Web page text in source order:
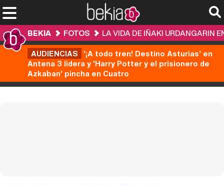
BEKIA FOTOS
LA VIDA DE IÑAKI URDANGARIN
AUDIENCIAS '¡A todo tren! Destino Asturias' en
Antena 3 lidera y 'Harry Potter y el prisionero de
Azkaban' pincha en Cuatro